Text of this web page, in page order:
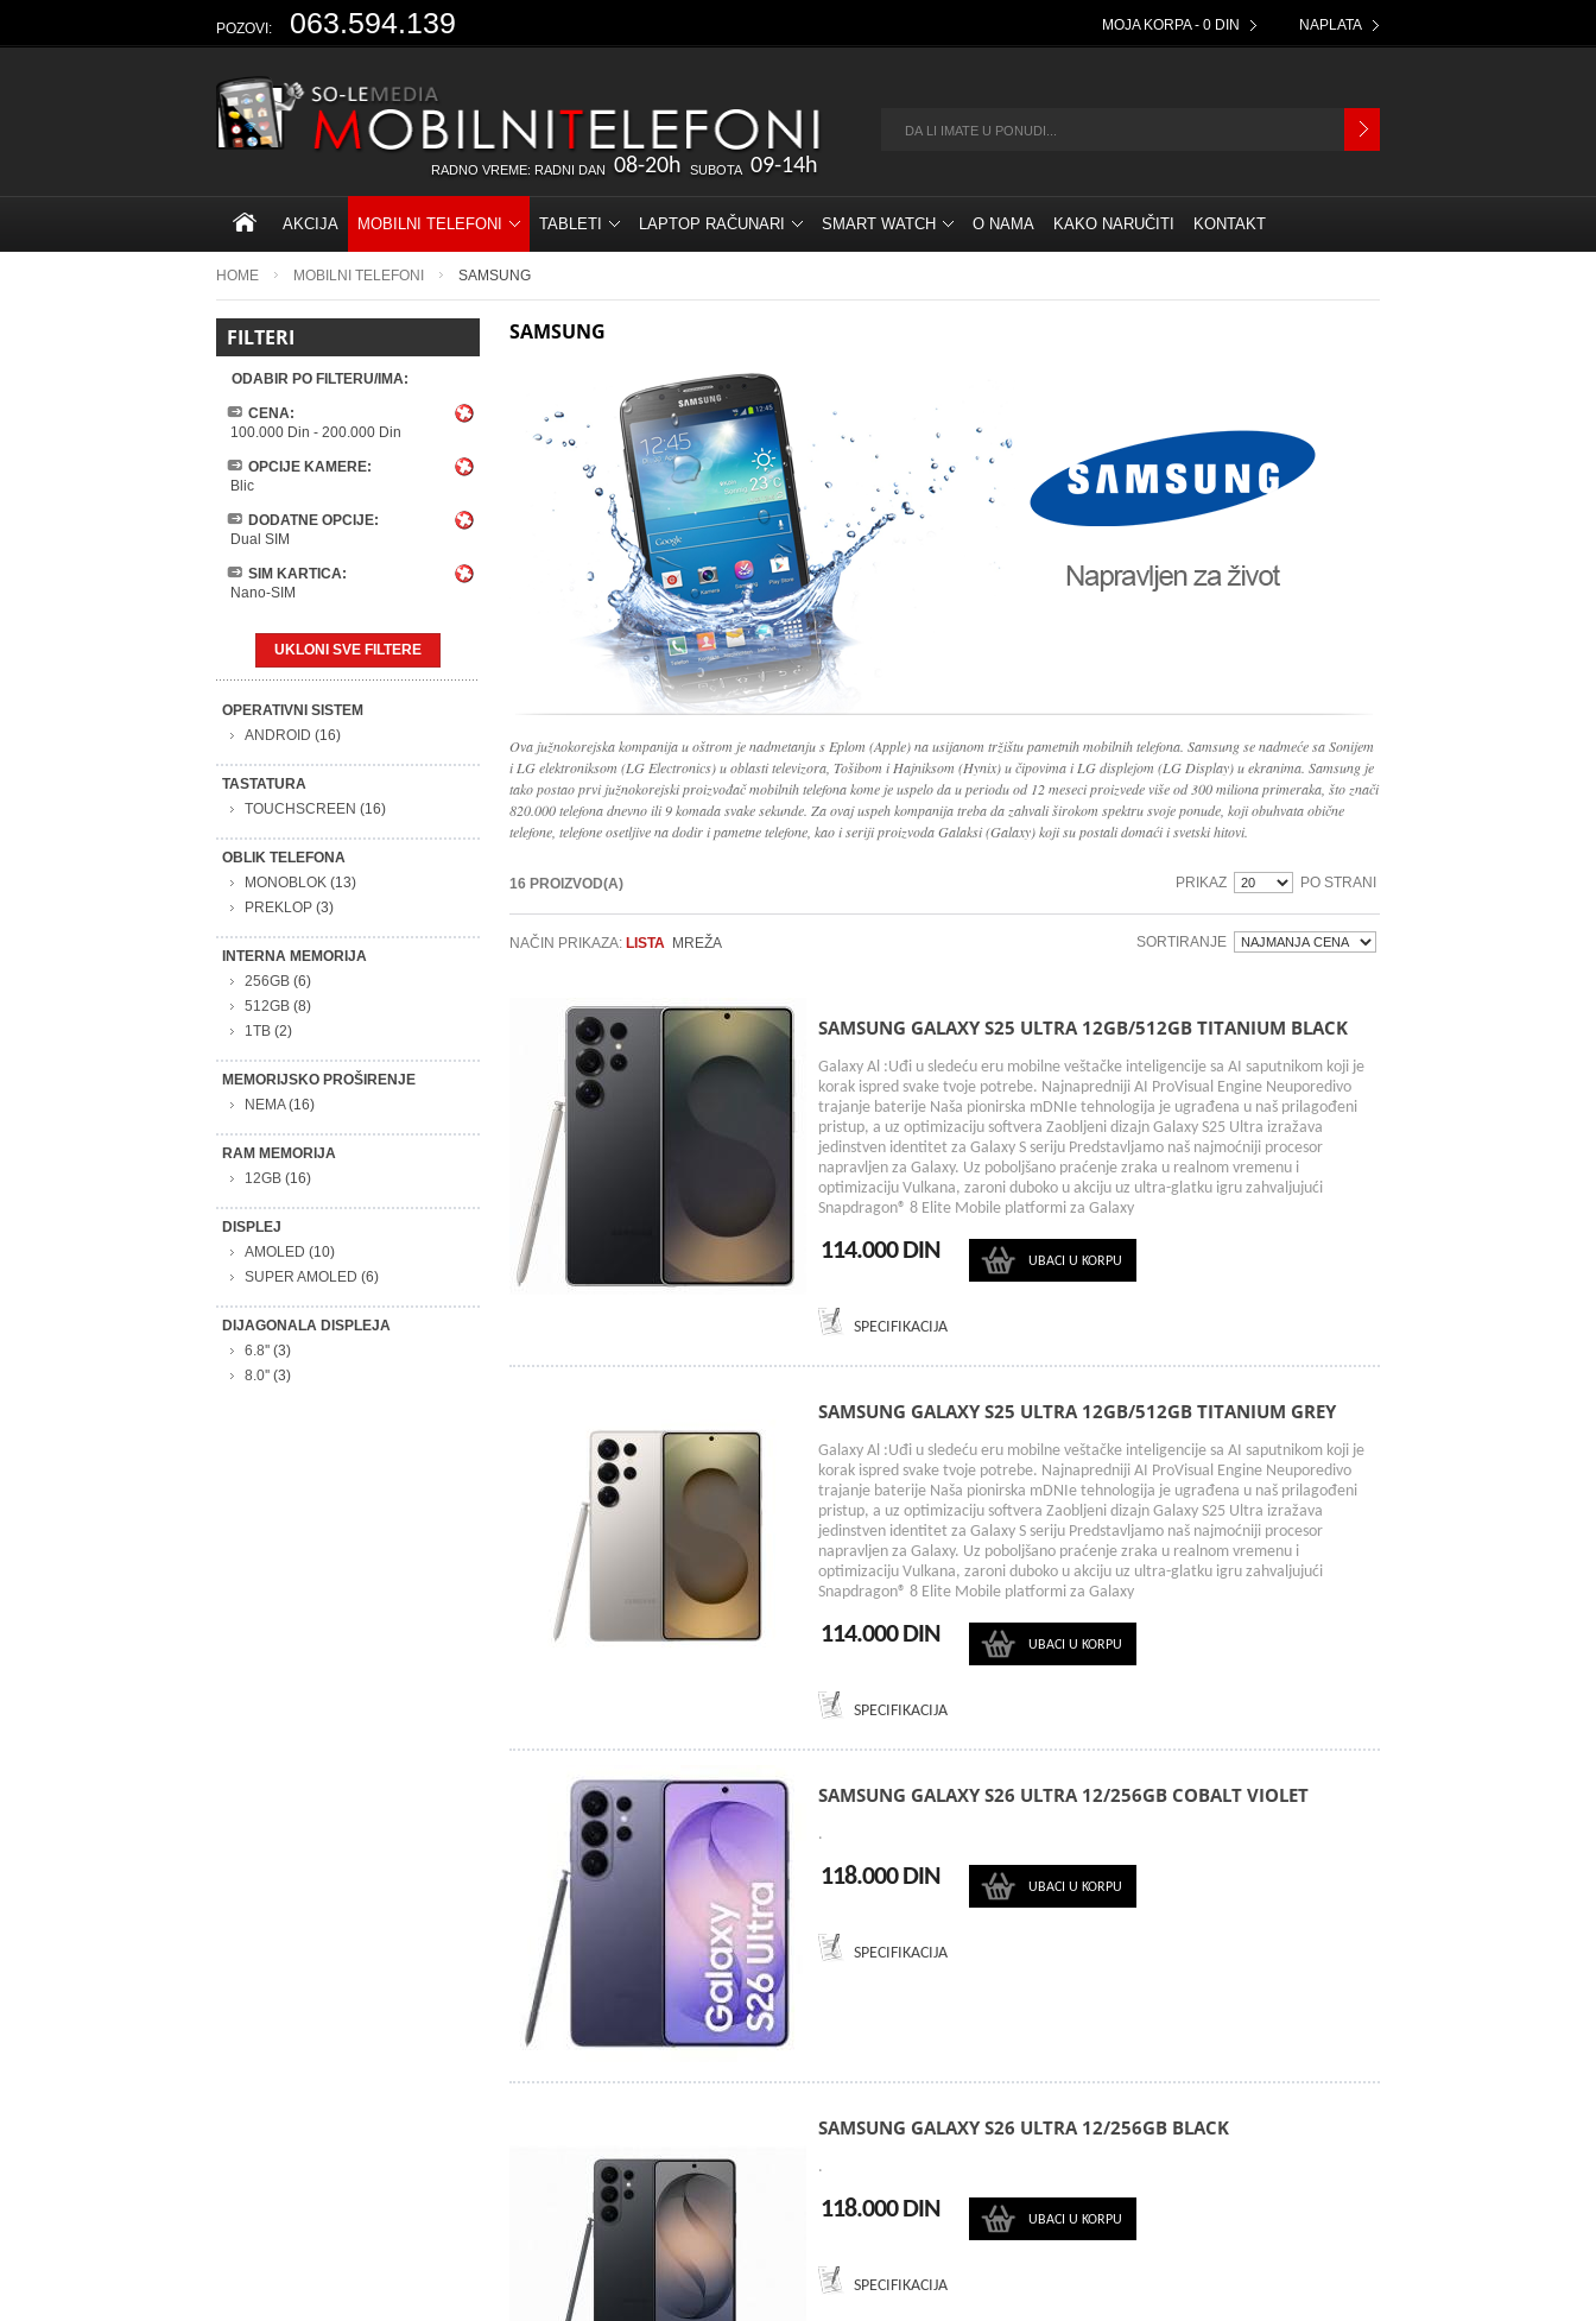
POZOVI: 063.594.139 MOJA KORPA - 0 DIN NAPLATA
RADNO VREME: RADNI DAN 08-20h SUBOTA 09-14h
AKCIJA MOBILNI TELEFONI TABLETI LAPTOP RAČUNARI SMART WATCH O NAMA KAKO NARUČITI KONTAKT
HOME MOBILNI TELEFONI SAMSUNG
FILTERI
ODABIR PO FILTERU/IMA:
CENA:
100.000 Din - 200.000 Din
OPCIJE KAMERE:
Blic
DODATNE OPCIJE:
Dual SIM
SIM KARTICA:
Nano-SIM
UKLONI SVE FILTERE
OPERATIVNI SISTEM
ANDROID (16)
TASTATURA
TOUCHSCREEN (16)
OBLIK TELEFONA
MONOBLOK (13)
PREKLOP (3)
INTERNA MEMORIJA
256GB (6)
512GB (8)
1TB (2)
MEMORIJSKO PROŠIRENJE
NEMA(16)
RAM MEMORIJA
12GB (16)
DISPLEJ
AMOLED (10)
SUPER AMOLED (6)
DIJAGONALA DISPLEJA
6.8'' (3)
8.0'' (3)
SAMSUNG
Ova južnokorejska kompanija u oštrom je nadmetanju s Eplom (Apple) na usijanom tržištu pametnih mobilnih telefona. Samsung se nadmeće sa Sonijem
i LG elektroniksom (LG Electronics) u oblasti televizora, Tošibom i Hajniksom (Hynix) u čipovima i LG displejom (LG Display) u ekranima. Samsung je
tako postao prvi južnokorejski proizvođač mobilnih telefona kome je uspelo da u periodu od 12 meseci proizvede više od 300 miliona primeraka, što znači
820.000 telefona dnevno ili 9 komada svake sekunde. Za ovaj uspeh kompanija treba da zahvali širokom spektru svoje ponude, koji obuhvata obične
telefone, telefone osetljive na dodir i pametne telefone, kao i seriji proizvoda Galaksi (Galaxy) koji su postali domaći i svetski hitovi.
16 PROIZVOD(A) PRIKAZ PO STRANI
NAČIN PRIKAZA: LISTA MREŽA SORTIRANJE
SAMSUNG GALAXY S25 ULTRA 12GB/512GB TITANIUM BLACK
Galaxy Al :Uđi u sledeću eru mobilne veštačke inteligencije sa AI saputnikom koji je
korak ispred svake tvoje potrebe. Najnapredniji AI ProVisual Engine Neuporedivo
trajanje baterije Naša pionirska mDNIe tehnologija je ugrađena u naš prilagođeni
pristup, a uz optimizaciju softvera Zaobljeni dizajn Galaxy S25 Ultra izražava
jedinstven identitet za Galaxy S seriju Predstavljamo naš najmoćniji procesor
napravljen za Galaxy. Uz poboljšano praćenje zraka u realnom vremenu i
optimizaciju Vulkana, zaroni duboko u akciju uz ultra-glatku igru zahvaljujući
Snapdragon® 8 Elite Mobile platformi za Galaxy
114.000 DIN UBACI U KORPU
SPECIFIKACIJA
SAMSUNG GALAXY S25 ULTRA 12GB/512GB TITANIUM GREY
Galaxy Al :Uđi u sledeću eru mobilne veštačke inteligencije sa AI saputnikom koji je
korak ispred svake tvoje potrebe. Najnapredniji AI ProVisual Engine Neuporedivo
trajanje baterije Naša pionirska mDNIe tehnologija je ugrađena u naš prilagođeni
pristup, a uz optimizaciju softvera Zaobljeni dizajn Galaxy S25 Ultra izražava
jedinstven identitet za Galaxy S seriju Predstavljamo naš najmoćniji procesor
napravljen za Galaxy. Uz poboljšano praćenje zraka u realnom vremenu i
optimizaciju Vulkana, zaroni duboko u akciju uz ultra-glatku igru zahvaljujući
Snapdragon® 8 Elite Mobile platformi za Galaxy
114.000 DIN UBACI U KORPU
SPECIFIKACIJA
SAMSUNG GALAXY S26 ULTRA 12/256GB COBALT VIOLET
.
118.000 DIN UBACI U KORPU
SPECIFIKACIJA
SAMSUNG GALAXY S26 ULTRA 12/256GB BLACK
.
118.000 DIN UBACI U KORPU
SPECIFIKACIJA